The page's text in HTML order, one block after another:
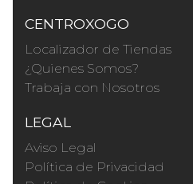
CENTROXOGO
Localizador de Tiendas
¿Quienes Somos?
Trabaja con Nosotros
LEGAL
Aviso Legal
Política de Privacidad